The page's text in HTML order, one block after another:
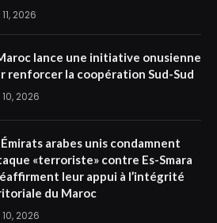
2026
lance une initiative onusienne
renforcer la coopération Sud-Sud
2026
Émirats arabes unis condamnent
«terroriste» contre Es-Smara
leur appui à l’intégrité
du Maroc
2026